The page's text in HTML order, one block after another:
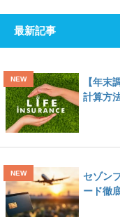
最新記事
【年末
計算方
セゾン
ード徹